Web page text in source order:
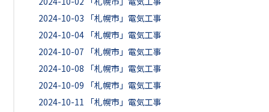
2024-10-03
「札幌市」電気工事
2024-10-04 「札幌市」電気工事
2024-10-07
「札幌市」電気工事
2024-10-08
「札幌市」電気工事
2024-10-09
「札幌市」電気工事
2024-10-11
「札幌市」電気工事